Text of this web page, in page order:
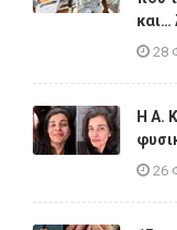
και…
28
Η A.
26